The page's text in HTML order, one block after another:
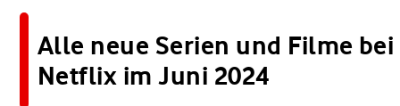
Alle neue Serien und Filme bei
Netflix im Juni 2024